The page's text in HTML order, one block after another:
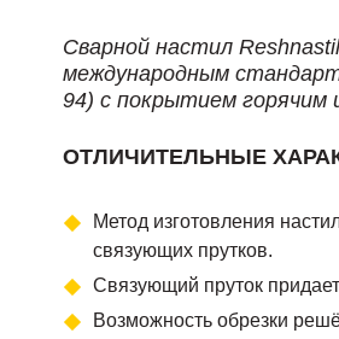
Сварной настил
международным
94) с покрытием горячим
ОТЛИЧИТЕЛЬНЫЕ
Метод изготовления
связующих прутков.
Связующий пруток
Возможность обрезки